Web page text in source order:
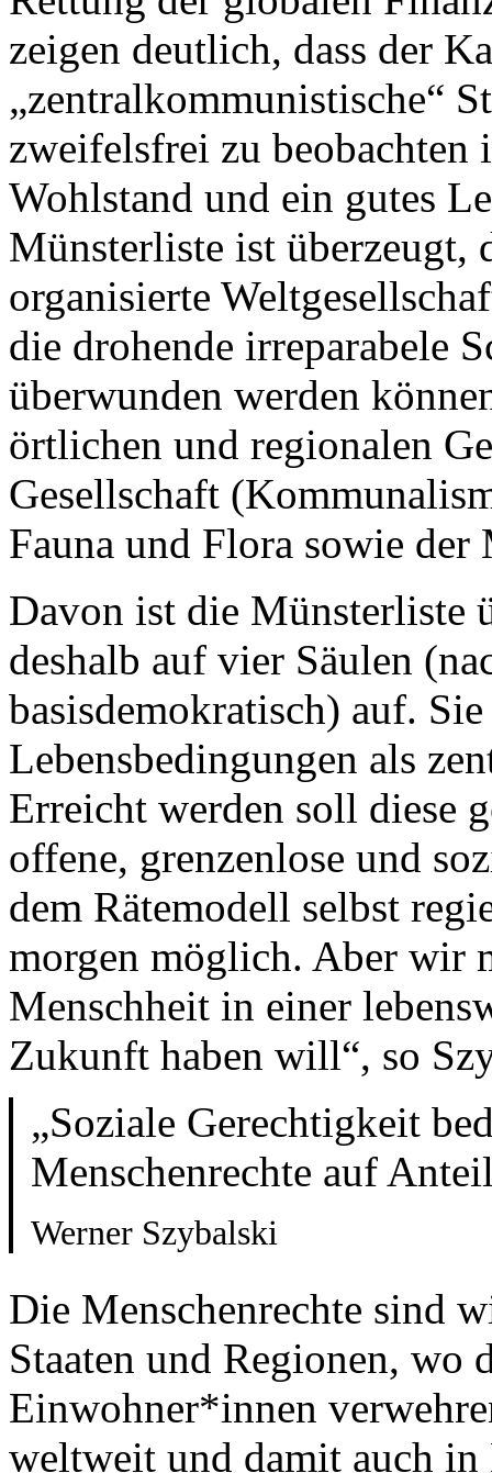
zeigen deutlich, dass der
„zentralkommunistische“
zweifelsfrei zu
Wohlstand und ein gutes
Münsterliste ist überzeugt,
organisierte
die drohende irreparabele
überwunden werden
örtlichen und regionalen
Gesellschaft
Fauna und Flora sowie der
Davon ist die Münsterliste
deshalb auf vier Säulen
basisdemokratisch) auf.
Lebensbedingungen als
Erreicht werden soll diese
offene, grenzenlose und
dem Rätemodell selbst
morgen möglich. Aber wir
Menschheit in einer
Zukunft haben will“, so
„Soziale Gerechtigkeit
Menschenrechte auf
Werner Szybalski
Die Menschenrechte sind
Staaten und Regionen, wo
Einwohner*innen
weltweit und damit auch